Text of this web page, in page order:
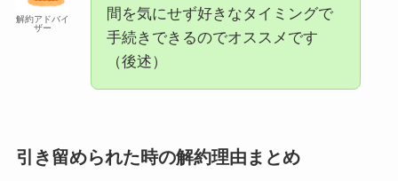
解約アドバイ
ザー
間を気にせず好きなタイミングで
手続きできるのでオススメです
（後述）
引き留められた時の解約理由まとめ